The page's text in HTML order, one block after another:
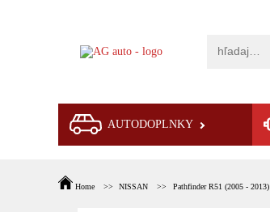
AUTODOPLNKY
Home NISSAN Pathfinder R51 (2005 - 2013)